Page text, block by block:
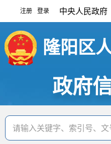
注册 登录 中央人民政府
隆阳区
政府